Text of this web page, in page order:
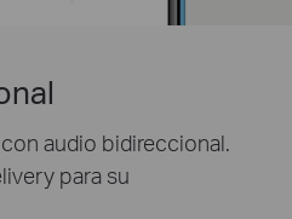
audio bidireccional.
para su